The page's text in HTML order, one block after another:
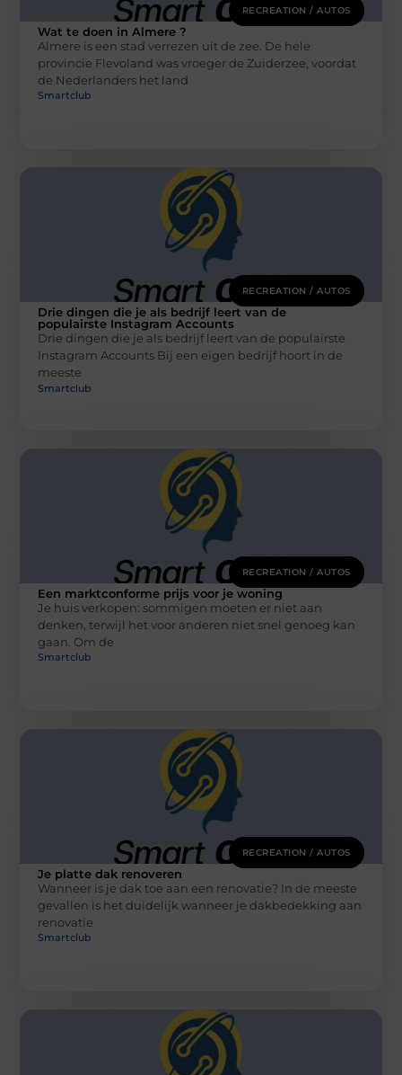
RECREATION / AUTOS
Wat te doen in Almere ?
Almere is een stad verrezen uit de zee. De hele
provincie Flevoland was vroeger de Zuiderzee, voordat
de Nederlanders het land
Smartclub
RECREATION / AUTOS
Drie dingen die je als bedrijf leert van de
populairste Instagram Accounts
Drie dingen die je als bedrijf leert van de populairste
Instagram Accounts Bij een eigen bedrijf hoort in de
meeste
Smartclub
RECREATION / AUTOS
Een marktconforme prijs voor je woning
Je huis verkopen: sommigen moeten er niet aan
denken, terwijl het voor anderen niet snel genoeg kan
gaan. Om de
Smartclub
RECREATION / AUTOS
Je platte dak renoveren
Wanneer is je dak toe aan een renovatie? In de meeste
gevallen is het duidelijk wanneer je dakbedekking aan
renovatie
Smartclub